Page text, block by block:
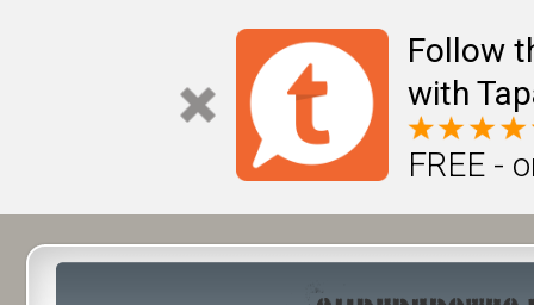
Follow
with
FREE -